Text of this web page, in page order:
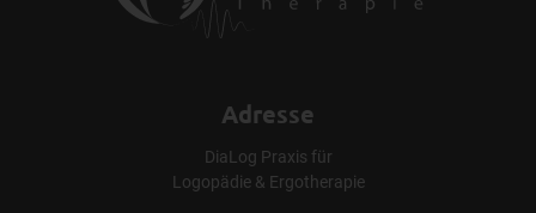
Adresse
DiaLog Praxis für
Logopädie & Ergotherapie